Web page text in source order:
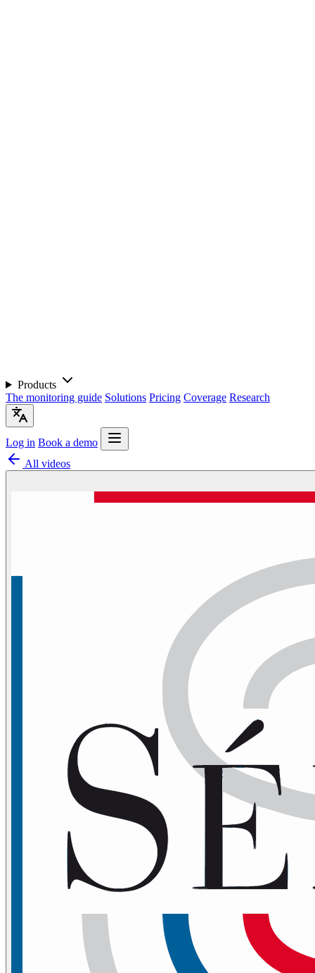
Products
The monitoring guide Solutions Pricing Coverage Research
Log in Book a demo
All videos